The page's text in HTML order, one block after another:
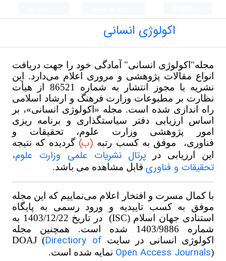
اکولوژی انسانی
مجله"اکولوژی انسانی" آمادگی خود را جهت دریافت
انواع مقالات پژوهشی و مروری اعلام می‌دارد. این
نشریه با مجوز انتشار به شماره 86521 از هیأت
نظارت بر مطبوعات وزارت فرهنگ و ارشاد اسلامی
راه اندازی شده است. مجله «اکولوژی انسانی»، بر
اساس ارزیابی دفتر سیاستگذاری و برنامه ریزی
امور پژوهشی وزارت علوم، تحقیقات و
فناوری، موفق به کسب رتبه (ب) گردیده که نتیجه
این ارزیابی در پرتال نشریات علمی وزارت علوم،
تحقیقات و فناوری قابل مشاهده می باشد.
با کمال مسرت و افتخار اعلام می‌نماییم که این مجله
موفق به کسب تاییدیه و ورود رسمی به پایگاه
استنادی جهان اسلام (ISC) در تاریخ 1403/12/22 به
شماره 1403/9886 شده است. همچنین مجله
اکولوژی انسانی در سایت DOAJ ( Directiory of
Open Access Journals) نمایه شده است.